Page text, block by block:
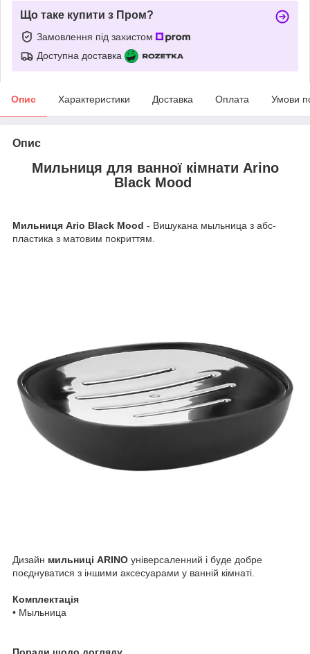
Що таке купити з Пром?
Замовлення під захистом
Доступна доставка
Опис Характеристики Доставка Оплата Умови
Опис
Мильниця для ванної кімнати Arino
Black Mood
Мильниця Ario Black Mood - Вишукана мыльница з абс-
пластика з матовим покриттям.
Дизайн мильниці ARINO універсаленний і буде добре
поєднуватися з іншими аксесуарами у ванній кімнаті.
Комплектація
• Мыльница